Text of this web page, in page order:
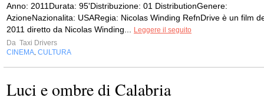
Anno: 2011Durata: 95'Distribuzione: 01 DistributionGenere:
AzioneNazionalita: USARegia: Nicolas Winding RefnDrive è un film
2011 diretto da Nicolas Winding...
Leggere il seguito
Da Taxi Drivers
CINEMA CULTURA
Luci e ombre di Calabria